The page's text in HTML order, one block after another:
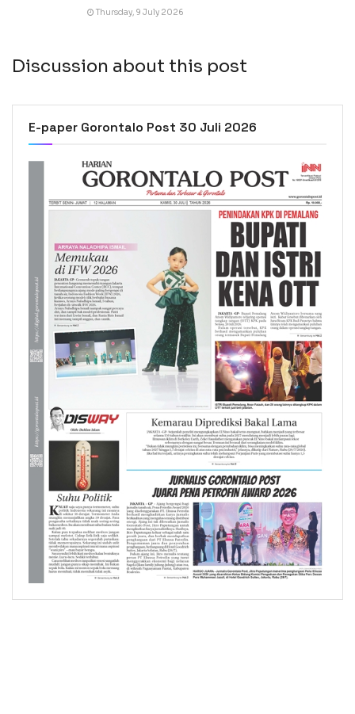
Thursday, 9 July 2026
Discussion about this post
E-paper Gorontalo Post 30 Juli 2026